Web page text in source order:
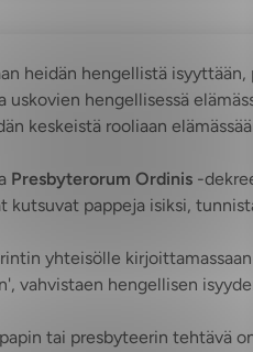
heidän hengellistä
hengellisessä
keskeistä rooliaan
Presbyterorum Ordinis -
kutsuvat pappeja isiksi,
yhteisölle
vahvistaen hengellisen
tai presbyteerin tehtävä